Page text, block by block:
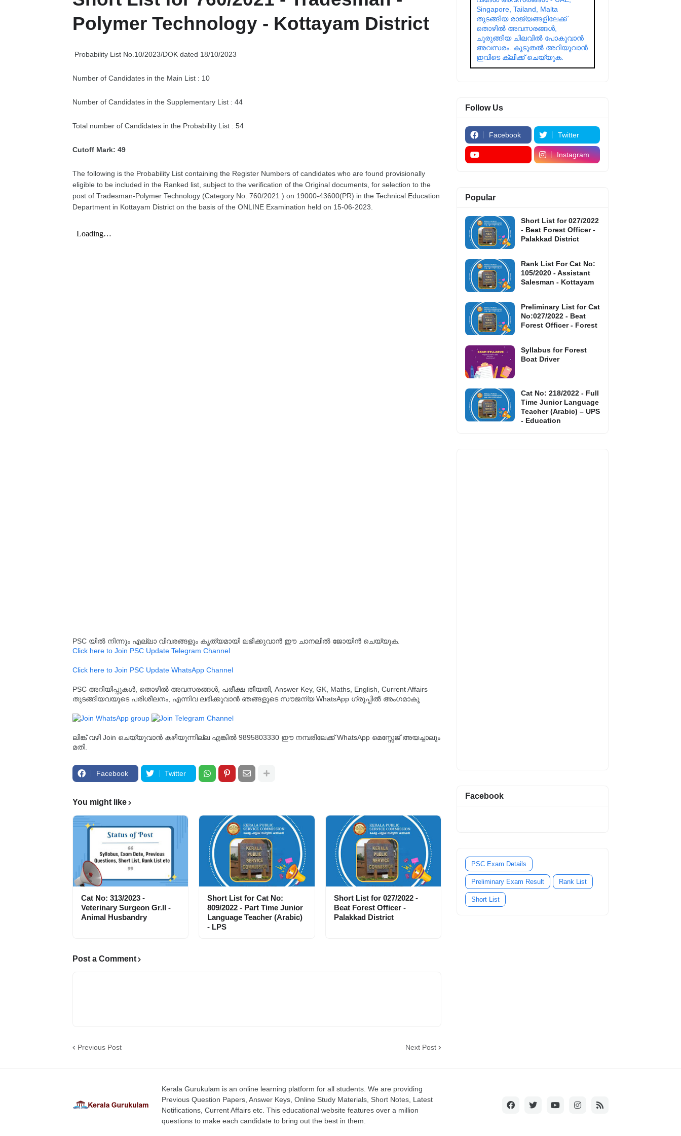
Polymer Technology - Kottayam District
Probability List No.10/2023/DOK dated 18/10/2023
Number of Candidates in the Main List : 10
Number of Candidates in the Supplementary List : 44
Total number of Candidates in the Probability List : 54
Cutoff Mark: 49
The following is the Probability List containing the Register Numbers of candidates who are found provisionally
eligible to be included in the Ranked list, subject to the verification of the Original documents, for selection to the
post of Tradesman-Polymer Technology (Category No. 760/2021 ) on 19000-43600(PR) in the Technical Education
Department in Kottayam District on the basis of the ONLINE Examination held on 15-06-2023.
PSC യിൽ നിന്നും എല്ലാ വിവരങ്ങളും കൃത്യമായി ലഭിക്കുവാൻ ഈ ചാനലിൽ ജോയിൻ ചെയ്യുക.
Click here to Join PSC Update Telegram Channel
Click here to Join PSC Update WhatsApp Channel
PSC അറിയിപ്പുകൾ, തൊഴിൽ അവസരങ്ങൾ, പരീക്ഷ തീയതി, Answer Key, GK, Maths, English, Current Affairs
തുടങ്ങിയവയുടെ പരിശീലനം, എന്നിവ ലഭിക്കുവാൻ ഞങ്ങളുടെ സൗജന്യ WhatsApp ഗ്രൂപ്പിൽ അംഗമാകൂ
ലിങ്ക് വഴി Join ചെയ്യുവാൻ കഴിയുന്നില്ല എങ്കിൽ 9895803330 ഈ നമ്പരിലേക്ക് WhatsApp മെസ്സേജ് അയച്ചാലും
മതി.
Facebook Twitter
You might like
Cat No: 313/2023 -
Veterinary Surgeon Gr.II -
Animal Husbandry
Short List for Cat No:
809/2022 - Part Time Junior
Language Teacher (Arabic)
- LPS
Short List for 027/2022 -
Beat Forest Officer -
Palakkad District
Post a Comment
Previous Post Next Post
Singapore, Tailand, Malta
തുടങ്ങിയ രാജ്യങ്ങളിലേക്ക്
തൊഴിൽ അവസരങ്ങൾ,
ചുരുങ്ങിയ ചിലവിൽ പോകുവാൻ
അവസരം. കൂടുതൽ അറിയുവാൻ
ഇവിടെ ക്ലിക്ക് ചെയ്യുക.
Follow Us
Facebook Twitter
Instagram
Popular
Short List for 027/2022
- Beat Forest Officer -
Palakkad District
Rank List For Cat No:
105/2020 - Assistant
Salesman - Kottayam
Preliminary List for Cat
No:027/2022 - Beat
Forest Officer - Forest
Syllabus for Forest
Boat Driver
Cat No: 218/2022 - Full
Time Junior Language
Teacher (Arabic) – UPS
- Education
Facebook
PSC Exam Details
Preliminary Exam Result Rank List
Short List
Kerala Gurukulam is an online learning platform for all students. We are providing
Previous Question Papers, Answer Keys, Online Study Materials, Short Notes, Latest
Notifications, Current Affairs etc. This educational website features over a million
questions to make each candidate to bring out the best in them.